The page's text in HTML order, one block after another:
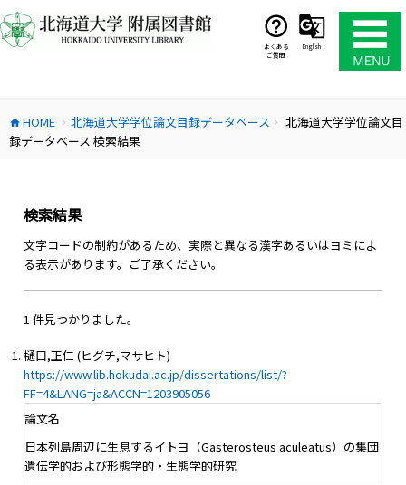
ン
テ
ス
キ
よくある
ご質問
English
home HOME chevron_right 北海道大学学位論文目録データベース chevron_right
北海道大学学位論文目
録データベース 検索結果
検索結果
文字コードの制約があるため、実際と異なる漢字あるいはヨミによ
る表示があります。ご了承ください。
1 件見つかりました。
樋口,正仁 (ヒグチ,マサヒト)
https://www.lib.hokudai.ac.jp/dissertations/list/?
FF=4&LANG=ja&ACCN=1203905056
論文名
日本列島周辺に生息するイトヨ（Gasterosteus aculeatus）の集団
遺伝学的および形態学的・生態学的研究